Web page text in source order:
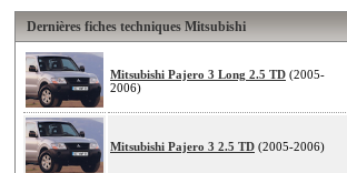
Dernières fiches techniques Mitsubishi
Mitsubishi Pajero 3 Long 2.5 TD (2005-
2006)
Mitsubishi Pajero 3 2.5 TD (2005-2006)